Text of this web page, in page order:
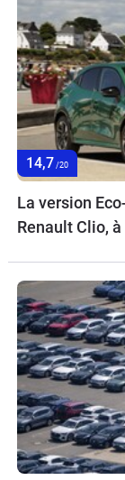
14,7 /20
La version
Renault Clio,